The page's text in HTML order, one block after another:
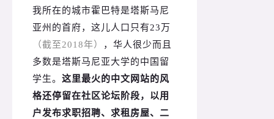
我所在的城市霍巴特是塔斯马尼
亚州的首府，这儿人口只有23万
（截至2018年）
，华人很少而且
多数是塔斯马尼亚大学的中国留
学生。 这里最火的中文网站的风
格还停留在社区论坛阶段，以用
户发布求职招聘、求租房屋、二